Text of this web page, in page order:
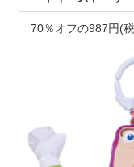
70％オフの987円(税